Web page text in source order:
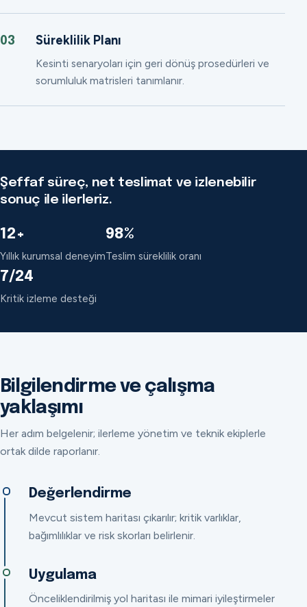
03 Süreklilik Planı
Kesinti senaryoları için geri dönüş prosedürleri ve
sorumluluk matrisleri tanımlanır.
Şeffaf süreç, net teslimat ve izlenebilir
sonuç ile ilerleriz.
12+
Yıllık kurumsal deneyim
98%
Teslim süreklilik oranı
7/24
Kritik izleme desteği
Bilgilendirme ve çalışma
yaklaşımı
Her adım belgelenir; ilerleme yönetim ve teknik ekiplerle
ortak dilde raporlanır.
Değerlendirme
Mevcut sistem haritası çıkarılır; kritik varlıklar,
bağımlılıklar ve risk skorları belirlenir.
Uygulama
Önceliklendirilmiş yol haritası ile mimari iyileştirmeler